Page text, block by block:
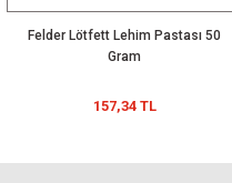
Felder Lötfett Lehim Pastası 50
Gram
157,34 TL